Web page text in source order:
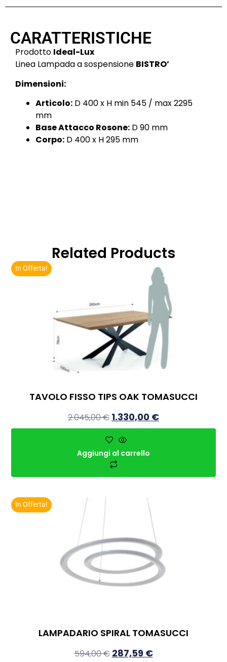
CARATTERISTICHE
Prodotto Ideal-Lux
Linea Lampada a sospensione BISTRO’
Dimensioni:
Articolo: D 400 x H min 545 / max 2295
mm
Base Attacco Rosone: D 90 mm
Corpo: D 400 x H 295 mm
Related Products
In Offerta!
TAVOLO FISSO TIPS OAK TOMASUCCI
2.045,00€ 1.330,00 €
Aggiungi al carrello
In Offerta!
LAMPADARIO SPIRAL TOMASUCCI
594,00€ 287,59 €